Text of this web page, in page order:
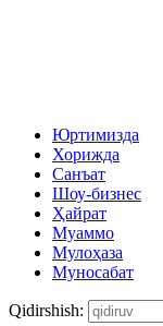
Юртимизда
Хорижда
Санъат
Шоу-бизнес
Ҳайрат
Муаммо
Мулоҳаза
Муносабат
Qidirshish: